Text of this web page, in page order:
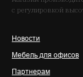
с регулировкой
Новости
Мебель для офисов
Партнерам